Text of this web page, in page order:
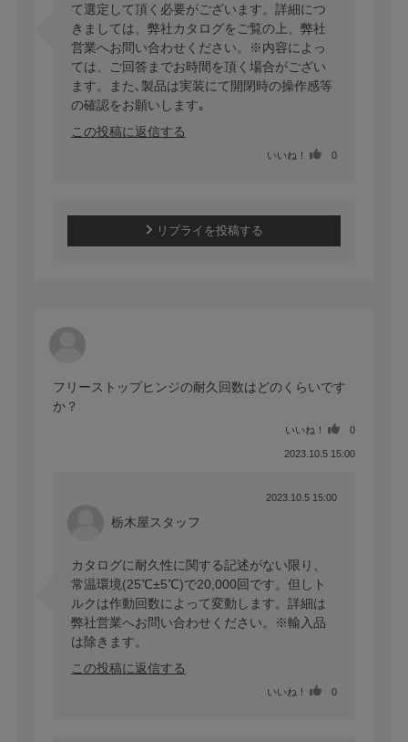
て選定して頂く必要がございます。詳細につ
きましては、弊社カタログをご覧の上、弊社
営業へお問い合わせください。※内容によっ
ては、ご回答までお時間を頂く場合がござい
ます。また､製品は実装にて開閉時の操作感等
の確認をお願いします｡
この投稿に返信する
いいね！ 0
リプライを投稿する
フリーストップヒンジの耐久回数はどのくらいです
か？
いいね！ 0
2023.10.5 15:00
2023.10.5 15:00
栃木屋スタッフ
カタログに耐久性に関する記述がない限り、
常温環境(25℃±5℃)で20,000回です。但しト
ルクは作動回数によって変動します。詳細は
弊社営業へお問い合わせください。※輸入品
は除きます。
この投稿に返信する
いいね！ 0